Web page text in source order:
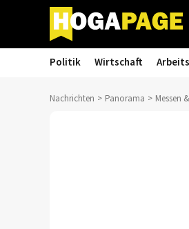
Politik Wirtschaft
Nachrichten Panorama Messen